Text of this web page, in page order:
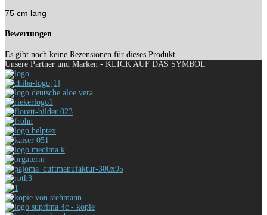
75 cm lang
Bewertungen
Es gibt noch keine Rezensionen für dieses Produkt.
Unsere Partner und Marken - KLICK AUF DAS SYMBOL